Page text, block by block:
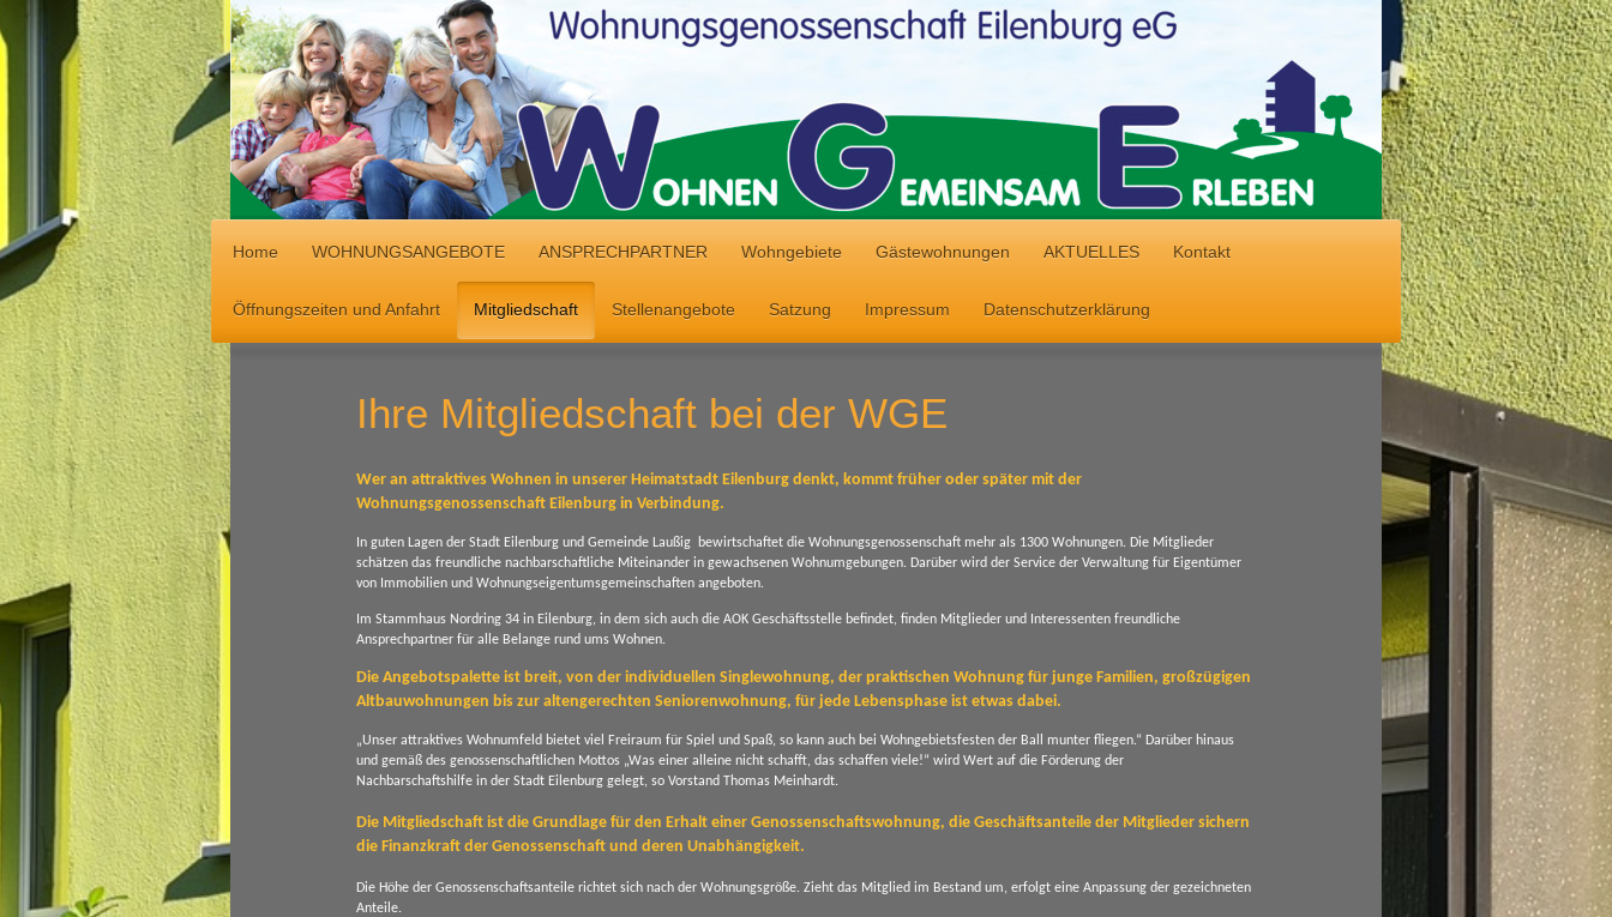
Home WOHNUNGSANGEBOTE ANSPRECHPARTNER Wohngebiete Gästewohnungen AKTUELLES Kontakt
Öffnungszeiten und Anfahrt Mitgliedschaft Stellenangebote Satzung Impressum Datenschutzerklärung
Ihre Mitgliedschaft bei der WGE
Wer an attraktives Wohnen in unserer Heimatstadt Eilenburg denkt, kommt früher oder später mit der
Wohnungsgenossenschaft Eilenburg in Verbindung.
In guten Lagen der Stadt Eilenburg und Gemeinde Laußig bewirtschaftet die Wohnungsgenossenschaft mehr als 1300 Wohnungen. Die Mitglieder
schätzen das freundliche nachbarschaftliche Miteinander in gewachsenen Wohnumgebungen. Darüber wird der Service der Verwaltung für Eigentümer
von Immobilien und Wohnungseigentumsgemeinschaften angeboten.
Im Stammhaus Nordring 34 in Eilenburg, in dem sich auch die AOK Geschäftsstelle befindet, finden Mitglieder und Interessenten freundliche
Ansprechpartner für alle Belange rund ums Wohnen.
Die Angebotspalette ist breit, von der individuellen Singlewohnung, der praktischen Wohnung für junge Familien, großzügigen
Altbauwohnungen bis zur altengerechten Seniorenwohnung, für jede Lebensphase ist etwas dabei.
„Unser attraktives Wohnumfeld bietet viel Freiraum für Spiel und Spaß, so kann auch bei Wohngebietsfesten der Ball munter fliegen.“ Darüber hinaus
und gemäß des genossenschaftlichen Mottos „Was einer alleine nicht schafft, das schaffen viele!“ wird Wert auf die Förderung der
Nachbarschaftshilfe in der Stadt Eilenburg gelegt, so Vorstand Thomas Meinhardt.
Die Mitgliedschaft ist die Grundlage für den Erhalt einer Genossenschaftswohnung, die Geschäftsanteile der Mitglieder sichern
die Finanzkraft der Genossenschaft und deren Unabhängigkeit.
Die Höhe der Genossenschaftsanteile richtet sich nach der Wohnungsgröße. Zieht das Mitglied im Bestand um, erfolgt eine Anpassung der gezeichneten
Anteile.